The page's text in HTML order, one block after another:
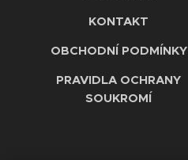
KONTAKT
OBCHODNÍ PODMÍNKY
PRAVIDLA OCHRANY
SOUKROMÍ